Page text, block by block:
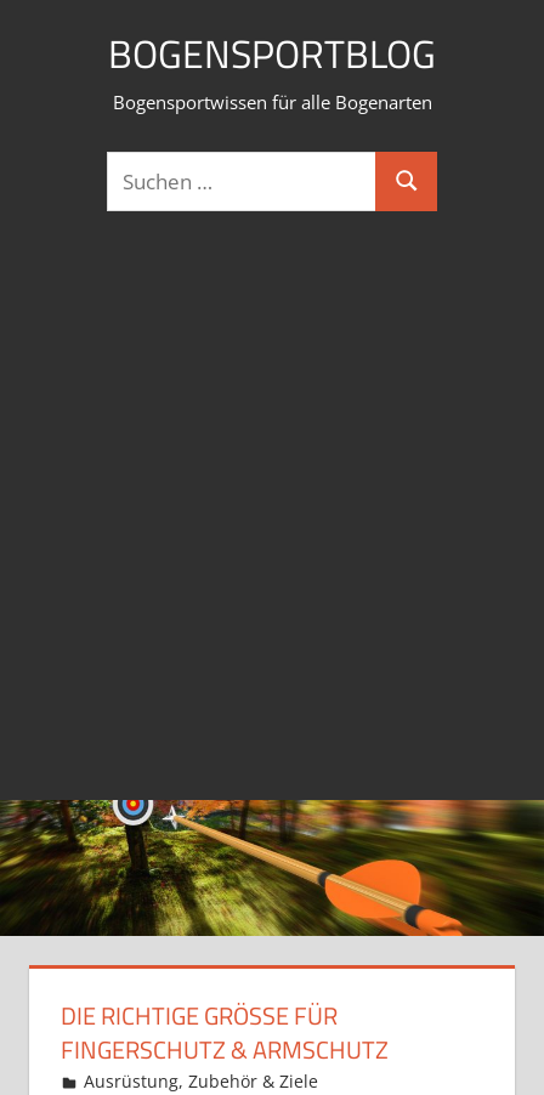
BOGENSPORTBLOG
Bogensportwissen für alle Bogenarten
Suchen
nach:
Suchen
DIE RICHTIGE GRÖSSE FÜR F
INGERSCHUTZ & ARMSCHUTZ
16. Januar 2021
Martina Berg
Ausrüstung, Zubehör & Ziele